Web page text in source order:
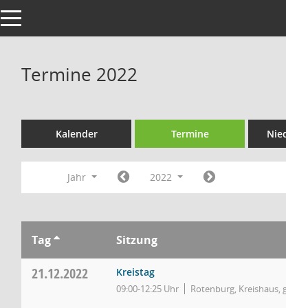
Toggle navigation
Termine 2022
Kalender Termine
Jahr 2022
Tag Sitzung
21.12.2022 Kreistag
09:00-12:25 Uhr Rotenburg, Kreishaus,